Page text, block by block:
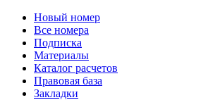
Новый номер
Все номера
Подписка
Материалы
Каталог расчетов
Правовая база
Закладки